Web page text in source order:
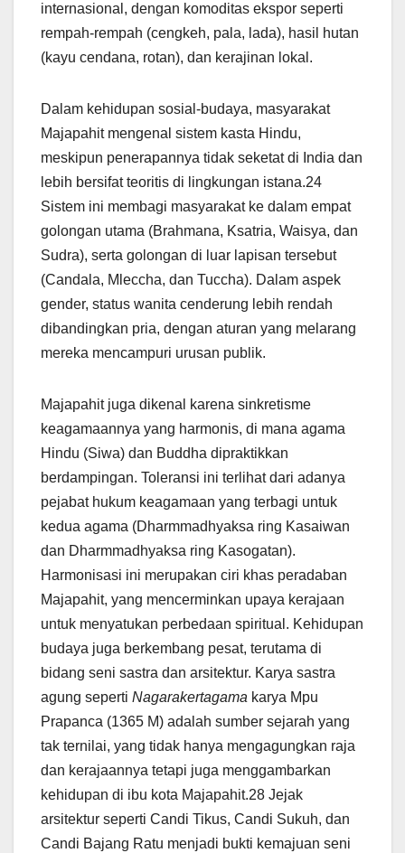
internasional, dengan komoditas ekspor seperti
rempah-rempah (cengkeh, pala, lada), hasil hutan
(kayu cendana, rotan), dan kerajinan lokal.
Dalam kehidupan sosial-budaya, masyarakat
Majapahit mengenal sistem kasta Hindu,
meskipun penerapannya tidak seketat di India dan
lebih bersifat teoritis di lingkungan istana.24
Sistem ini membagi masyarakat ke dalam empat
golongan utama (Brahmana, Ksatria, Waisya, dan
Sudra), serta golongan di luar lapisan tersebut
(Candala, Mleccha, dan Tuccha). Dalam aspek
gender, status wanita cenderung lebih rendah
dibandingkan pria, dengan aturan yang melarang
mereka mencampuri urusan publik.
Majapahit juga dikenal karena sinkretisme
keagamaannya yang harmonis, di mana agama
Hindu (Siwa) dan Buddha dipraktikkan
berdampingan. Toleransi ini terlihat dari adanya
pejabat hukum keagamaan yang terbagi untuk
kedua agama (Dharmmadhyaksa ring Kasaiwan
dan Dharmmadhyaksa ring Kasogatan).
Harmonisasi ini merupakan ciri khas peradaban
Majapahit, yang mencerminkan upaya kerajaan
untuk menyatukan perbedaan spiritual. Kehidupan
budaya juga berkembang pesat, terutama di
bidang seni sastra dan arsitektur. Karya sastra
agung seperti Nagarakertagama karya Mpu
Prapanca (1365 M) adalah sumber sejarah yang
tak ternilai, yang tidak hanya mengagungkan raja
dan kerajaannya tetapi juga menggambarkan
kehidupan di ibu kota Majapahit.28 Jejak
arsitektur seperti Candi Tikus, Candi Sukuh, dan
Candi Bajang Ratu menjadi bukti kemajuan seni